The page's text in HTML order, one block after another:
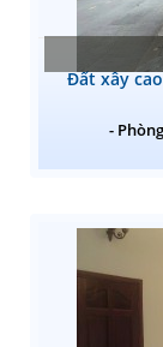
Đất xây
-